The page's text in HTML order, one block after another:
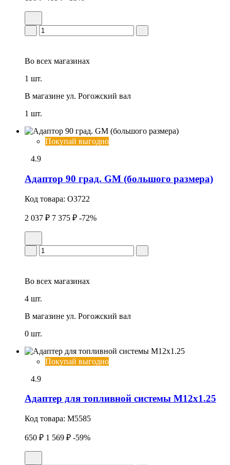
Во всех магазинах
1 шт.
В магазине ул. Рогожский вал
1 шт.
Покупай выгодно
4.9
Адаптор 90 град. GM (большого размера)
Код товара: O3722
2 037 ₽ 7 375 ₽ -72%
Во всех магазинах
4 шт.
В магазине ул. Рогожский вал
0 шт.
Покупай выгодно
4.9
Адаптер для топливной системы M12x1.25
Код товара: M5585
650 ₽ 1 569 ₽ -59%